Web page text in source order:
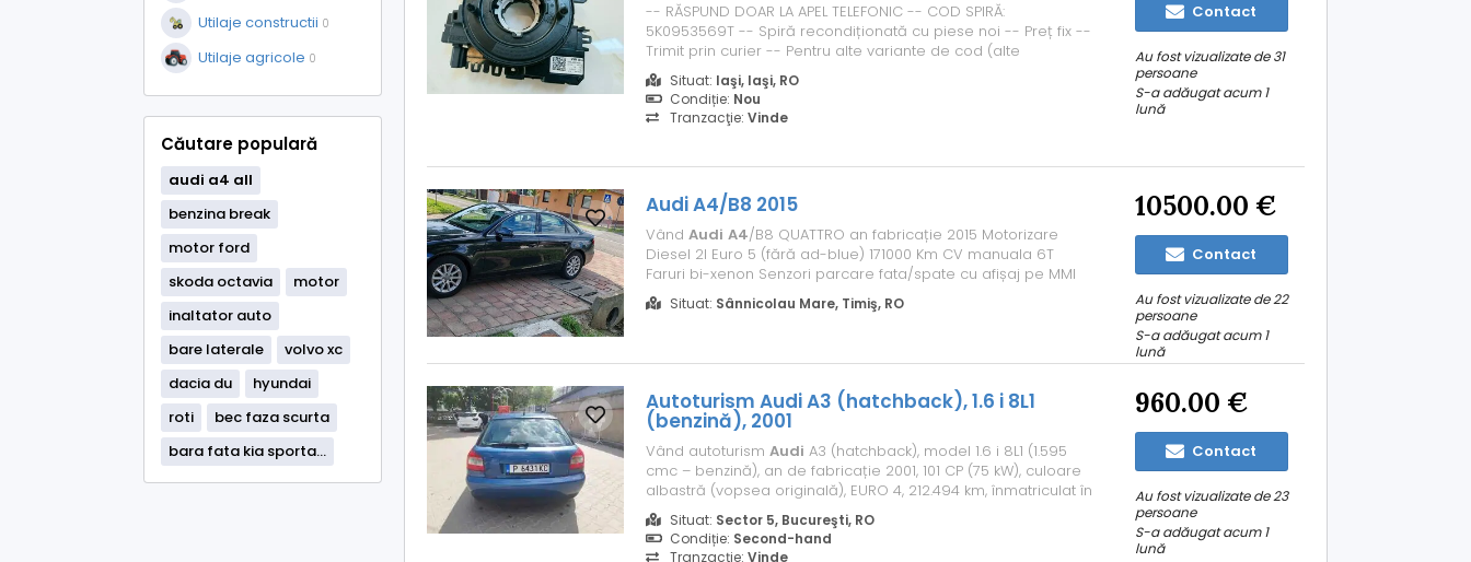
Utilaje constructii 0
Utilaje agricole 0
Căutare populară
audi a4 all
benzina break
motor ford
skoda octavia
motor
inaltator auto
bare laterale
volvo xc
dacia du
hyundai
roti
bec faza scurta
bara fata kia sporta...
-- RĂSPUND DOAR LA APEL TELEFONIC -- COD SPIRĂ:
5K0953569T -- Spiră recondiționată cu piese noi -- Preț fix --
Trimit prin curier -- Pentru alte variante de cod (alte
terminații), sunați pentru verificare disponibilitate -- Dacă
produsul nu este pe stoc, pot oferi recondiționarea /
reparația spirei defecte a clientului...
Situat: Iaşi, Iaşi, RO
Condiție: Nou
Tranzacţie: Vinde
Contact
Au fost vizualizate de 31
persoane
S-a adăugat acum 1
lună
AudiA4/B8 2015
Vând Audi A4/B8 QUATTRO an fabricație 2015 Motorizare
Diesel 2l Euro 5 (fără ad-blue) 171000 Km CV manuala 6T
Faruri bi-xenon Senzori parcare fata/spate cu afișaj pe MMI
Senzori lumina și ploaie Comenzi volan și vocale Climatronic
Încălzire scaune fata Tempomat Etc Autoturism achiziționat
Situat: Sânnicolau Mare, Timiş, RO
10500.00 €
Contact
Au fost vizualizate de 22
persoane
S-a adăugat acum 1
lună
Autoturism AudiA3 (hatchback), 1.6 i 8L1
(benzină), 2001
Vând autoturism Audi A3 (hatchback), model 1.6 i 8L1 (1.595
cmc – benzină), an de fabricație 2001, 101 CP (75 kW), culoare
albastră (vopsea originală), EURO 4, 212.494 km, înmatriculat în
Bulgaria (acte valabile până în luna august 2026). Anvelope în
stare foarte bună! Deţine alarmă şi închidere centralizată (uşi
+ por...
Situat: Sector 5, Bucureşti, RO
Condiție: Second-hand
Tranzacţie: Vinde
960.00 €
Contact
Au fost vizualizate de 23
persoane
S-a adăugat acum 1
lună